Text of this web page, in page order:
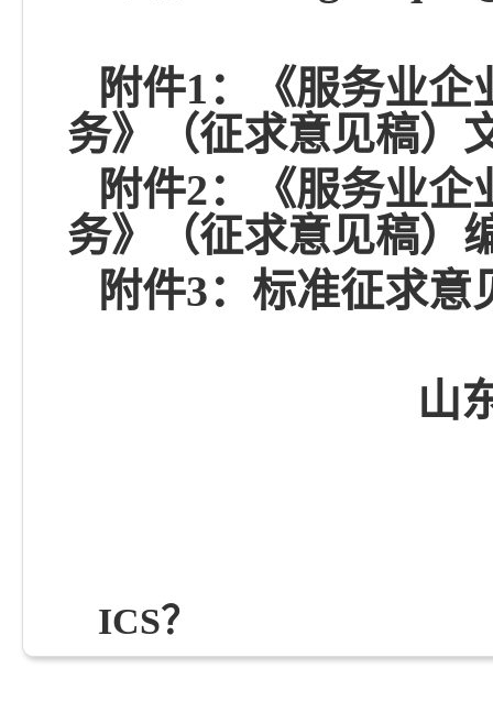
附件1：
《服务业
务》（征求意见稿）
附件2：
《服务业
务》（征求意见稿）
附件3：标准征求意
山东省诚
ICS？